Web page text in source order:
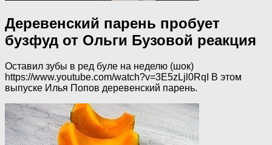
Деревенский парень пробует
бузфуд от Ольги Бузовой реакция
Оставил зубы в ред буле на неделю (шок)
https://www.youtube.com/watch?v=3E5zLjl0RqI В этом
выпуске Илья Попов деревенский парень.